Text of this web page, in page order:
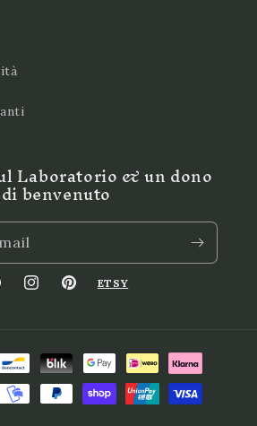
Laboratorio & un dono
di benvenuto
InstagramPinterest
ETSY